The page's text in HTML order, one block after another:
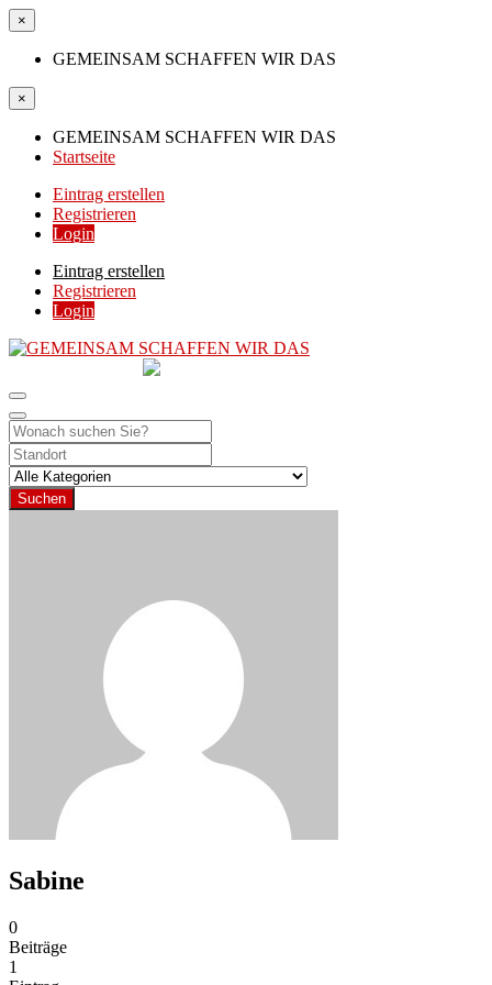
×
GEMEINSAM SCHAFFEN WIR DAS
×
GEMEINSAM SCHAFFEN WIR DAS
Startseite
Eintrag erstellen
Registrieren
Login
Eintrag erstellen
Registrieren
Login
Suchen
Sabine
0
Beiträge
1